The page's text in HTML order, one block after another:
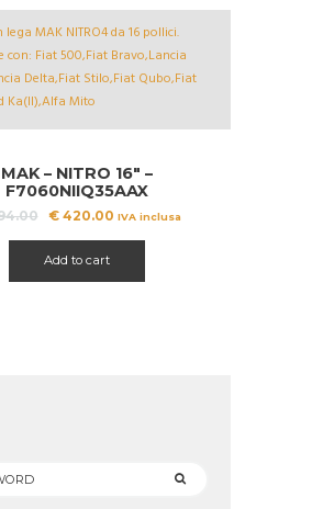
MAK – NITRO 16″ –
F7060NIIQ35AAX
Il
era:
€ 694.00.
€420.00Il
€ 420.00.
IVA inclusa
Add to cart